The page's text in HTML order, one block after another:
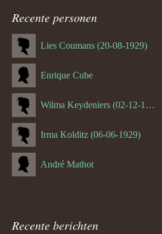
Recente personen
Lies Coumans (20-08-1929)
Enrique Cube
Wilma Keydeniers (02-12-1953)
Irma Kolditz (06-06-1929)
André Mathot
Recente berichten